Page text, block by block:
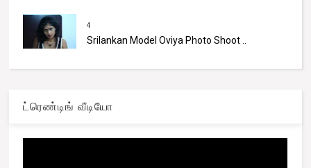
4
Srilankan Model Oviya Photo Shoot ..
ட்ரெண்டிங் வீடியோ